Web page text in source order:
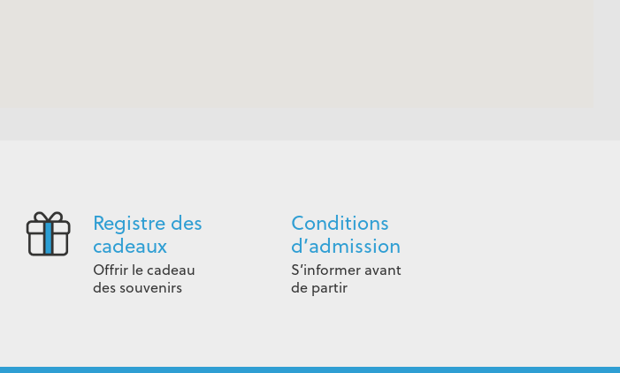
Registre des
cadeaux
Offrir le cadeau
des souvenirs
Conditions
d’admission
S’informer avant
de partir